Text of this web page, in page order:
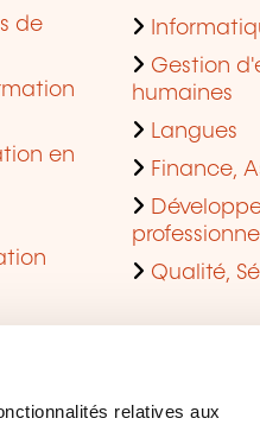
relatives aux
de
en
Gestion
humaines
Langues
Finance,
professionnel
Qualité,